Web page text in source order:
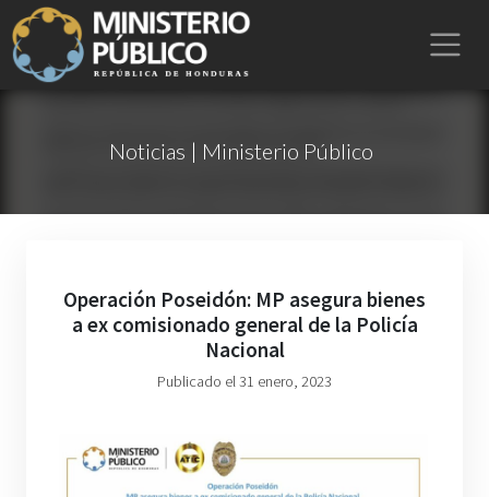
Noticias | Ministerio Público
Operación Poseidón: MP asegura bienes
a ex comisionado general de la Policía
Nacional
Publicado el 31 enero, 2023